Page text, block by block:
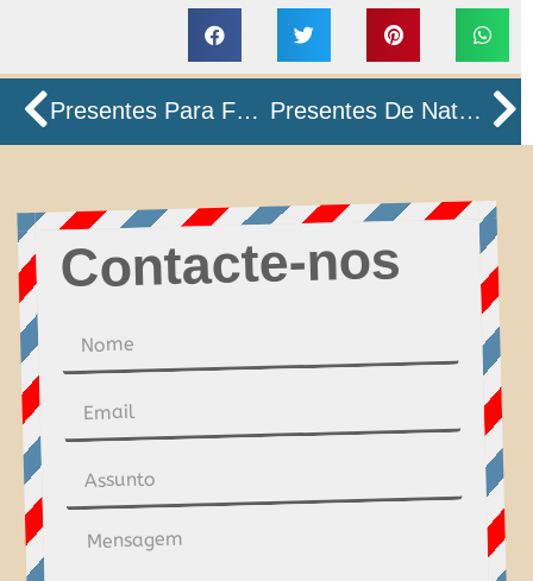
Prev Presentes Para Fãs De Trekking: Equipamento E Acessórios Presentes De Natal Para Adolescentes
Contacte-nos
Nome
Email
Assunto
Mensagem